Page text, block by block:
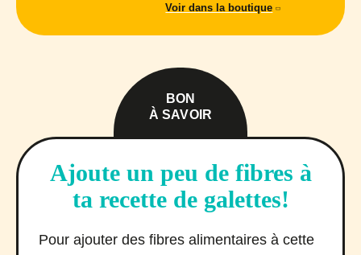
Voir dans la boutique
BON
À SAVOIR
Ajoute un peu de fibres à
ta recette de galettes!
Pour ajouter des fibres alimentaires à cette